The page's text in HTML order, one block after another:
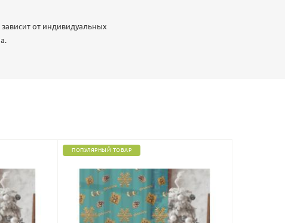
от индивидуальных
ПОПУЛЯРНЫЙ ТОВАР